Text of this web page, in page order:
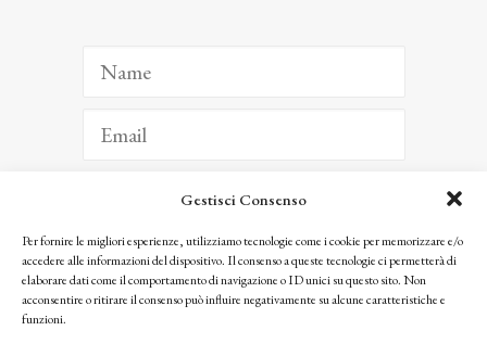
Gestisci Consenso
Per fornire le migliori esperienze, utilizziamo tecnologie come i cookie per memorizzare e/o
accedere alle informazioni del dispositivo. Il consenso a queste tecnologie ci permetterà di
elaborare dati come il comportamento di navigazione o ID unici su questo sito. Non
acconsentire o ritirare il consenso può influire negativamente su alcune caratteristiche e
funzioni.
ISCRIVITI
Facendo clic per iscriverti, riconosci che le tue informazioni saranno trattate
seguendo la nostra Privacy Policy
© 2025 Istituto Matteucci. All right reserved